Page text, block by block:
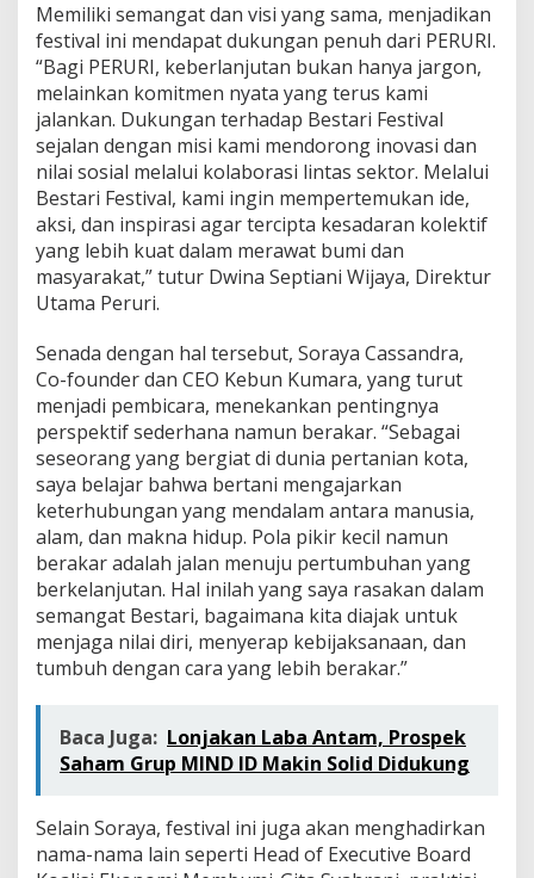
Memiliki semangat dan visi yang sama, menjadikan
festival ini mendapat dukungan penuh dari PERURI.
“Bagi PERURI, keberlanjutan bukan hanya jargon,
melainkan komitmen nyata yang terus kami
jalankan. Dukungan terhadap Bestari Festival
sejalan dengan misi kami mendorong inovasi dan
nilai sosial melalui kolaborasi lintas sektor. Melalui
Bestari Festival, kami ingin mempertemukan ide,
aksi, dan inspirasi agar tercipta kesadaran kolektif
yang lebih kuat dalam merawat bumi dan
masyarakat,” tutur Dwina Septiani Wijaya, Direktur
Utama Peruri.
Senada dengan hal tersebut, Soraya Cassandra,
Co-founder dan CEO Kebun Kumara, yang turut
menjadi pembicara, menekankan pentingnya
perspektif sederhana namun berakar. “Sebagai
seseorang yang bergiat di dunia pertanian kota,
saya belajar bahwa bertani mengajarkan
keterhubungan yang mendalam antara manusia,
alam, dan makna hidup. Pola pikir kecil namun
berakar adalah jalan menuju pertumbuhan yang
berkelanjutan. Hal inilah yang saya rasakan dalam
semangat Bestari, bagaimana kita diajak untuk
menjaga nilai diri, menyerap kebijaksanaan, dan
tumbuh dengan cara yang lebih berakar.”
Baca Juga: Lonjakan Laba Antam, Prospek
Saham Grup MIND ID Makin Solid Didukung
Selain Soraya, festival ini juga akan menghadirkan
nama-nama lain seperti Head of Executive Board